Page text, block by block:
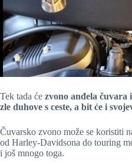
Tek tada će zvono anđela
zle duhove s ceste, a bit će i
Čuvarsko zvono može se koristiti
od Harley-Davidsona do touring
i još mnogo toga.